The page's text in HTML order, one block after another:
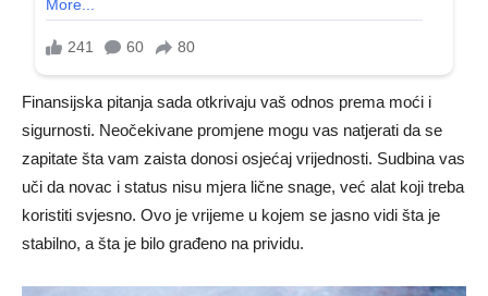
Finansijska pitanja sada otkrivaju vaš odnos prema moći i
sigurnosti. Neočekivane promjene mogu vas natjerati da se
zapitate šta vam zaista donosi osjećaj vrijednosti. Sudbina vas
uči da novac i status nisu mjera lične snage, već alat koji treba
koristiti svjesno. Ovo je vrijeme u kojem se jasno vidi šta je
stabilno, a šta je bilo građeno na prividu.